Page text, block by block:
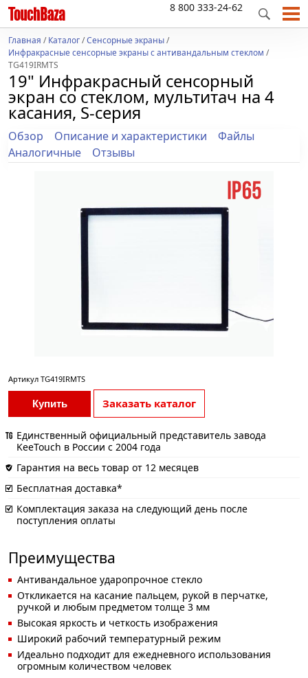
8 800 333-24-62
Главная /Каталог/Сенсорные экраны/
Инфракрасные сенсорные экраны с антивандальным стеклом /
TG419IRMTS
19" Инфракрасный сенсорный
экран со стеклом, мультитач на 4
касания, S-серия
Обзор Описание и характеристики
Файлы
Аналогичные
Отзывы
Артикул TG419IRMTS
Купить Заказать каталог
Единственный официальный представитель завода
KeeTouch в России с 2004 года
Гарантия на весь товар от 12 месяцев
Бесплатная доставка*
Комплектация заказа на следующий день после
поступления оплаты
Преимущества
Антивандальное ударопрочное стекло
Откликается на касание пальцем, рукой в перчатке,
ручкой и любым предметом толще 3 мм
Высокая яркость и четкость изображения
Широкий рабочий температурный режим
Идеально подходит для ежедневного использования
огромным количеством человек